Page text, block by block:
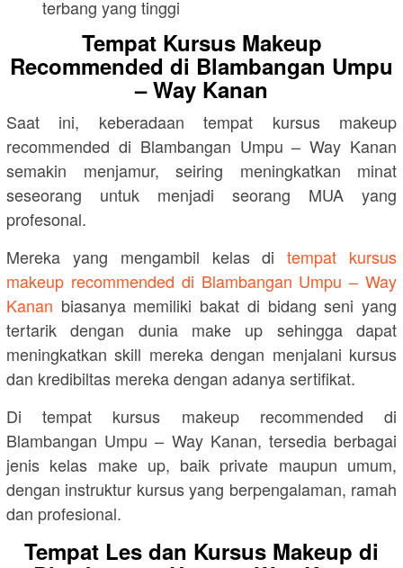
terbang yang tinggi
Tempat Kursus Makeup
Recommended di Blambangan Umpu
– Way Kanan
Saat ini, keberadaan tempat kursus makeup
recommended di Blambangan Umpu – Way Kanan
semakin menjamur, seiring meningkatkan minat
seseorang untuk menjadi seorang MUA yang
profesonal.
Mereka yang mengambil kelas ditempat kursus
makeup recommended di Blambangan Umpu – Way
Kanan biasanya memiliki bakat di bidang seni yang
tertarik dengan dunia make up sehingga dapat
meningkatkan skill mereka dengan menjalani kursus
dan kredibiltas mereka dengan adanya sertifikat.
Di tempat kursus makeup recommended di
Blambangan Umpu – Way Kanan, tersedia berbagai
jenis kelas make up, baik private maupun umum,
dengan instruktur kursus yang berpengalaman, ramah
dan profesional.
Tempat Les dan Kursus Makeup di